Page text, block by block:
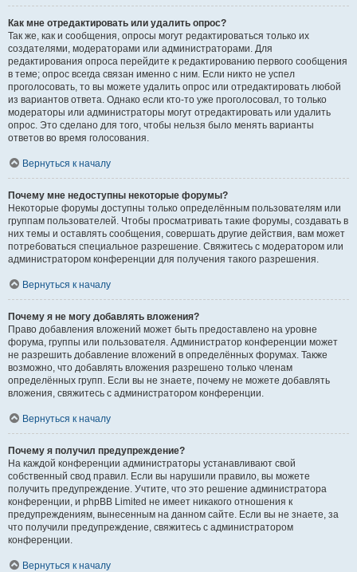
Как мне отредактировать или удалить опрос?
Так же, как и сообщения, опросы могут редактироваться только их
создателями, модераторами или администраторами. Для
редактирования опроса перейдите к редактированию первого сообщения
в теме; опрос всегда связан именно с ним. Если никто не успел
проголосовать, то вы можете удалить опрос или отредактировать любой
из вариантов ответа. Однако если кто-то уже проголосовал, то только
модераторы или администраторы могут отредактировать или удалить
опрос. Это сделано для того, чтобы нельзя было менять варианты
ответов во время голосования.
Вернуться к началу
Почему мне недоступны некоторые форумы?
Некоторые форумы доступны только определённым пользователям или
группам пользователей. Чтобы просматривать такие форумы, создавать в
них темы и оставлять сообщения, совершать другие действия, вам может
потребоваться специальное разрешение. Свяжитесь с модератором или
администратором конференции для получения такого разрешения.
Вернуться к началу
Почему я не могу добавлять вложения?
Право добавления вложений может быть предоставлено на уровне
форума, группы или пользователя. Администратор конференции может
не разрешить добавление вложений в определённых форумах. Также
возможно, что добавлять вложения разрешено только членам
определённых групп. Если вы не знаете, почему не можете добавлять
вложения, свяжитесь с администратором конференции.
Вернуться к началу
Почему я получил предупреждение?
На каждой конференции администраторы устанавливают свой
собственный свод правил. Если вы нарушили правило, вы можете
получить предупреждение. Учтите, что это решение администратора
конференции, и phpBB Limited не имеет никакого отношения к
предупреждениям, вынесенным на данном сайте. Если вы не знаете, за
что получили предупреждение, свяжитесь с администратором
конференции.
Вернуться к началу